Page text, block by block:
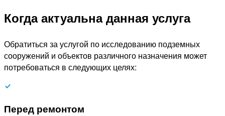
Когда актуальна данная услуга
Обратиться за услугой по исследованию подземных
сооружений и объектов различного назначения может
потребоваться в следующих целях:
Перед ремонтом